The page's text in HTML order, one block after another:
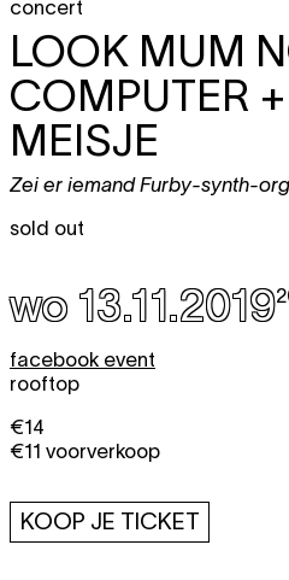
concert
LOOK MUM
COMPUTER
MEISJE
Zei er iemand Furby-synth-
sold out
wo 13.11.2019
facebook event
rooftop
€14
€11 voorverkoop
KOOP JE TICKET